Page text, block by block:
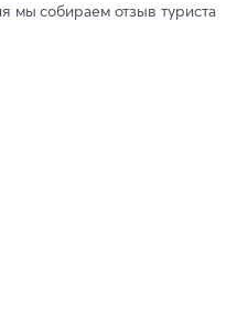
мы собираем отзыв туриста